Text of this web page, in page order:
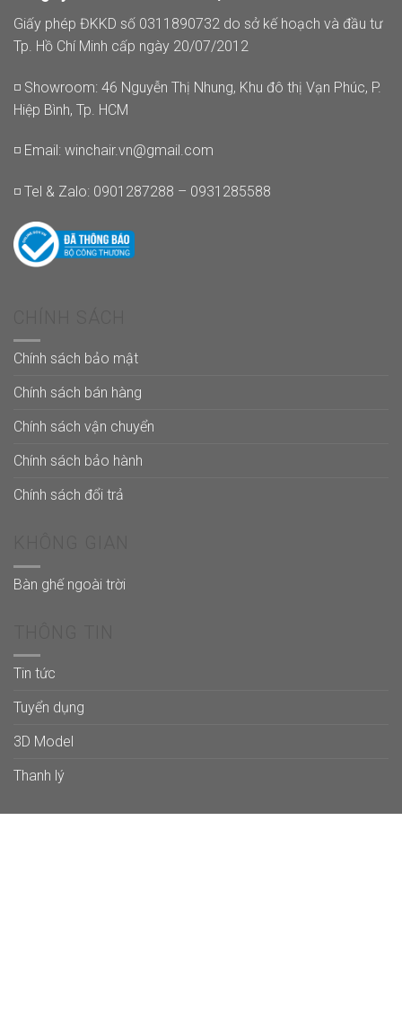
Giấy phép ĐKKD số 0311890732 do sở kế hoạch và đầu tư
Tp. Hồ Chí Minh cấp ngày 20/07/2012
◽ Showroom: 46 Nguyễn Thị Nhung, Khu đô thị Vạn Phúc, P.
Hiệp Bình, Tp. HCM
◽ Email: winchair.vn@gmail.com
◽ Tel & Zalo: 0901287288 – 0931285588
Chính sách bảo mật
Chính sách bán hàng
Chính sách vận chuyển
Chính sách bảo hành
Chính sách đổi trả
Bàn ghế ngoài trời
Tin tức
Tuyển dụng
3D Model
Thanh lý